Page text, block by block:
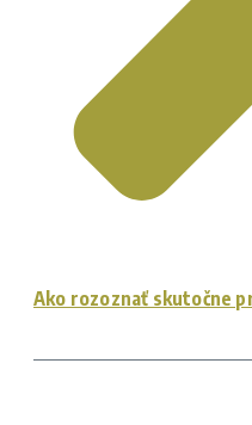
Ako rozoznať skutočne